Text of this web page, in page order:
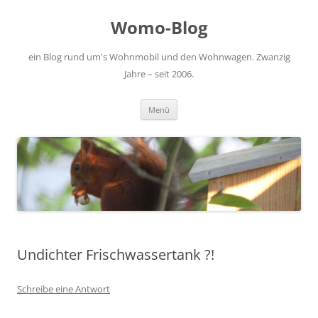
Womo-Blog
ein Blog rund um's Wohnmobil und den Wohnwagen. Zwanzig
Jahre – seit 2006.
Menü
Undichter Frischwassertank ?!
Schreibe eine Antwort